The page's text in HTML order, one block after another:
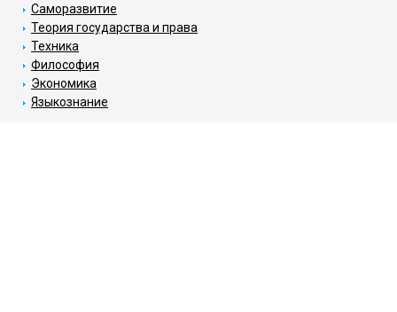
Саморазвитие
Теория государства и права
Техника
Философия
Экономика
Языкознание